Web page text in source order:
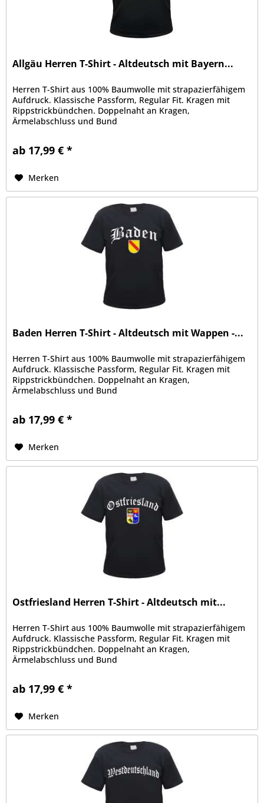
Allgäu Herren T-Shirt - Altdeutsch mit Bayern...
Herren T-Shirt aus 100% Baumwolle mit strapazierfähigem
Aufdruck. Klassische Passform, Regular Fit. Kragen mit
Rippstrickbündchen. Doppelnaht an Kragen,
Ärmelabschluss und Bund
ab 17,99 € *
Merken
Baden Herren T-Shirt - Altdeutsch mit Wappen -...
Herren T-Shirt aus 100% Baumwolle mit strapazierfähigem
Aufdruck. Klassische Passform, Regular Fit. Kragen mit
Rippstrickbündchen. Doppelnaht an Kragen,
Ärmelabschluss und Bund
ab 17,99 € *
Merken
Ostfriesland Herren T-Shirt - Altdeutsch mit...
Herren T-Shirt aus 100% Baumwolle mit strapazierfähigem
Aufdruck. Klassische Passform, Regular Fit. Kragen mit
Rippstrickbündchen. Doppelnaht an Kragen,
Ärmelabschluss und Bund
ab 17,99 € *
Merken